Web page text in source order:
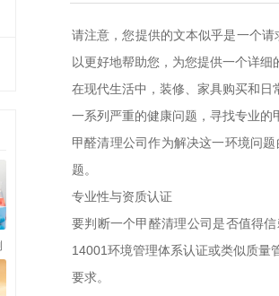
请注意，您提供的文本似乎是一个请
以更好地帮助您，为您提供一个详细
在现代生活中，装修、家具购买和
一系列严重的健康问题，寻找专业的
甲醛清理公司作为解决这一环境问
题。
专业性与资质认证
要判断一个甲醛清理公司是否值得
14001环境管理体系认证或类似质量
要求。